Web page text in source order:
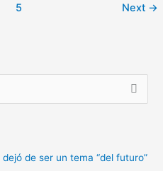
5 Next →
de ser un tema “del futuro”